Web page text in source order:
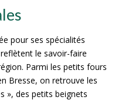
pour ses spécialités
le savoir-faire
Parmi les petits fours
Bresse, on retrouve les
», des petits beignets